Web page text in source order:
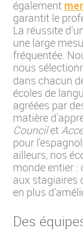
également
garantit le
La réussite
une large
fréquentée.
nous
dans chacun
écoles de
agréées par
matière
Councilet
pour
ailleurs, nos
monde entier :
aux stagiaires
en plus
Des